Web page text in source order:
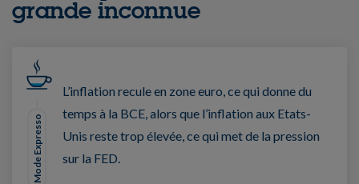
grande inconnue
Mode Expresso
L’inflation recule en zone euro, ce qui donne du
temps à la BCE, alors que l’inflation aux Etats-
Unis reste trop élevée, ce qui met de la pression
sur la FED.